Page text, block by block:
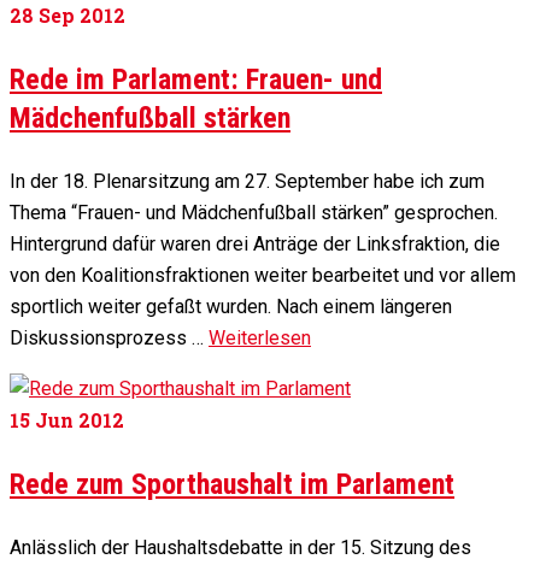
28 Sep 2012
Rede im Parlament: Frauen- und
Mädchenfußball stärken
In der 18. Plenarsitzung am 27. September habe ich zum
Thema “Frauen- und Mädchenfußball stärken” gesprochen.
Hintergrund dafür waren drei Anträge der Linksfraktion, die
von den Koalitionsfraktionen weiter bearbeitet und vor allem
sportlich weiter gefaßt wurden. Nach einem längeren
Diskussionsprozess … Weiterlesen
15 Jun 2012
Rede zum Sporthaushalt im Parlament
Anlässlich der Haushaltsdebatte in der 15. Sitzung des